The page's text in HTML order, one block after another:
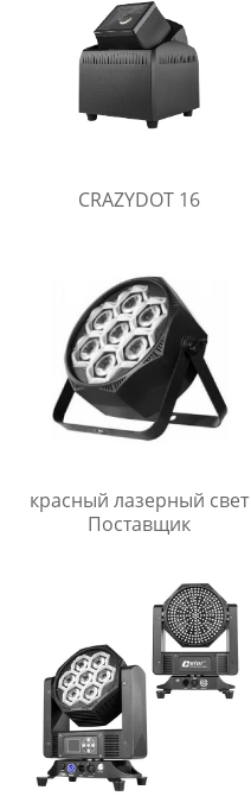
CRAZYDOT 16
красный лазерный свет
Поставщик